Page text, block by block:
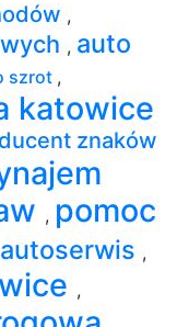
,
, auto
szrot ,
katowice
znaków
, pomoc
autoserwis ,
,